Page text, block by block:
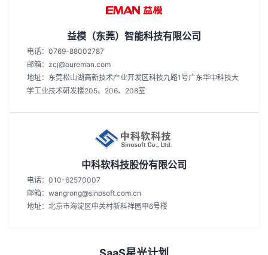
益模（东莞）智能科技有限公司
电话：0769-88002787
邮箱：zcj@oureman.com
地址：东莞松山湖高新技术产业开发区科技九路1号广东华中科技大
学工业技术研发楼205、206、208室
中科软科技股份有限公司
电话：010-62570007
邮箱：wangrong@sinosoft.com.cn
地址：北京市海淀区中关村新科祥园甲6号楼